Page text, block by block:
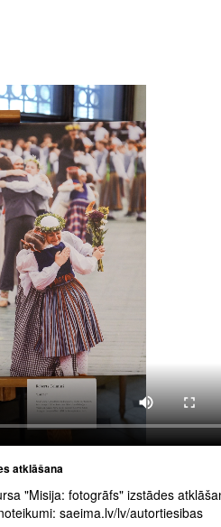
atklāšana
"Misija: fotogrāfs" izstādes
saeima.lv/lv/autortiesibas